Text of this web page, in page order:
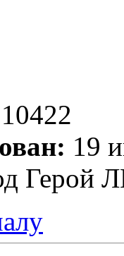
10422
19
Герой